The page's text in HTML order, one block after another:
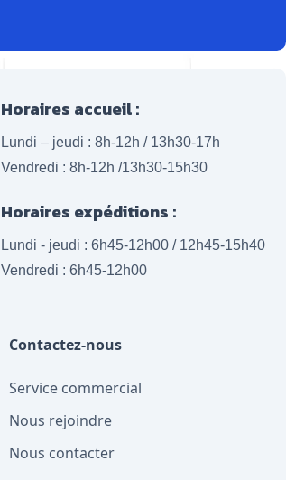
Horaires accueil :
Lundi – jeudi : 8h-12h / 13h30-17h
Vendredi : 8h-12h /13h30-15h30
Horaires expéditions :
Lundi - jeudi : 6h45-12h00 / 12h45-15h40
Vendredi : 6h45-12h00
Contactez-nous
Service commercial
Nous rejoindre
Nous contacter